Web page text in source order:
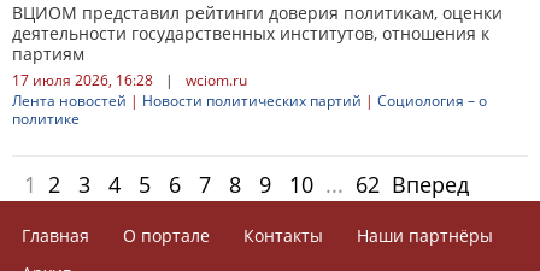
ВЦИОМ представил рейтинги доверия политикам, оценки
деятельности государственных институтов, отношения к
партиям
17 июля 2026, 16:28 |
wciom.ru
Лента новостей | Новости политических партий | Социология – о
политике
1 2 3 4 5 6 7 8 9 10 ... 62 Вперед
Главная О портале Контакты
Наши партнёры